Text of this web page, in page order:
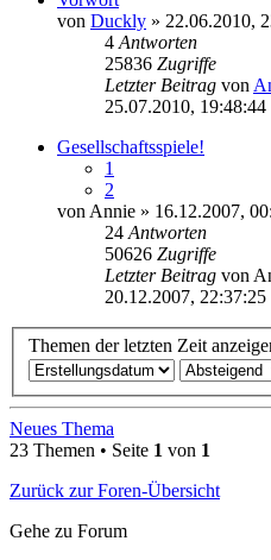
von Duckly » 22.06.2010,
4 Antworten
25836 Zugriffe
Letzter Beitrag von
25.07.2010, 19:48:44
Gesellschaftsspiele!
1
2
von Annie » 16.12.2007,
24 Antworten
50626 Zugriffe
Letzter Beitrag von
20.12.2007, 22:37:25
Themen der letzten Zeit
Neues Thema
23 Themen • Seite 1 von 1
Zurück zur Foren-Übersicht
Gehe zu Forum